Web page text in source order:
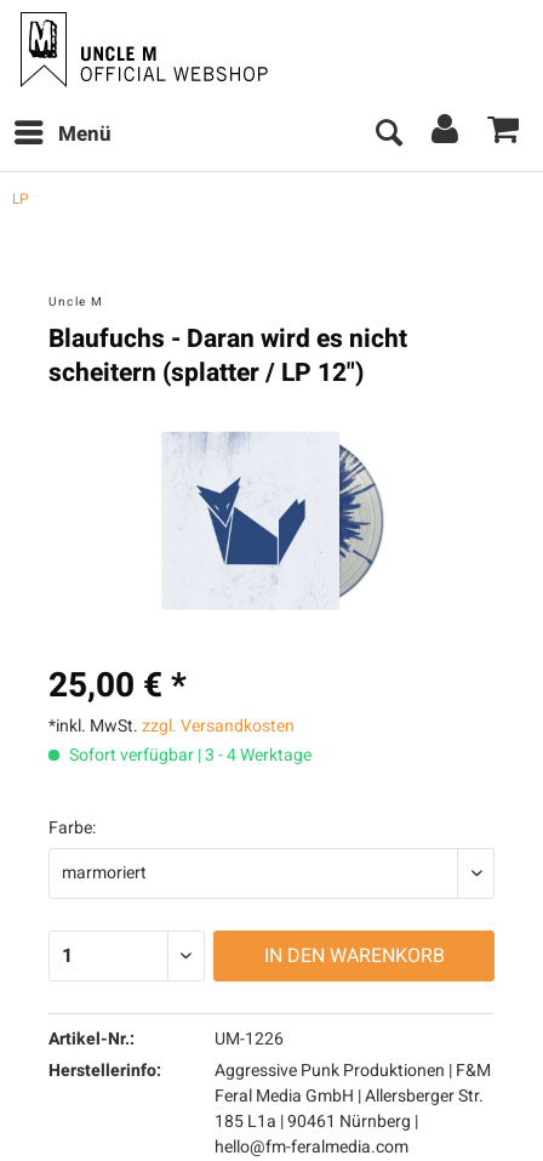
Menü
LP
Uncle M
Blaufuchs - Daran wird es nicht
scheitern (splatter / LP 12")
25,00 € *
*inkl. MwSt.zzgl. Versandkosten
Sofort verfügbar | 3 - 4 Werktage
Farbe:
IN DEN WARENKORB
Artikel-Nr.:
UM-1226
Herstellerinfo:
Aggressive Punk Produktionen | F&M
Feral Media GmbH | Allersberger Str.
185 L1a | 90461 Nürnberg |
hello@fm-feralmedia.com